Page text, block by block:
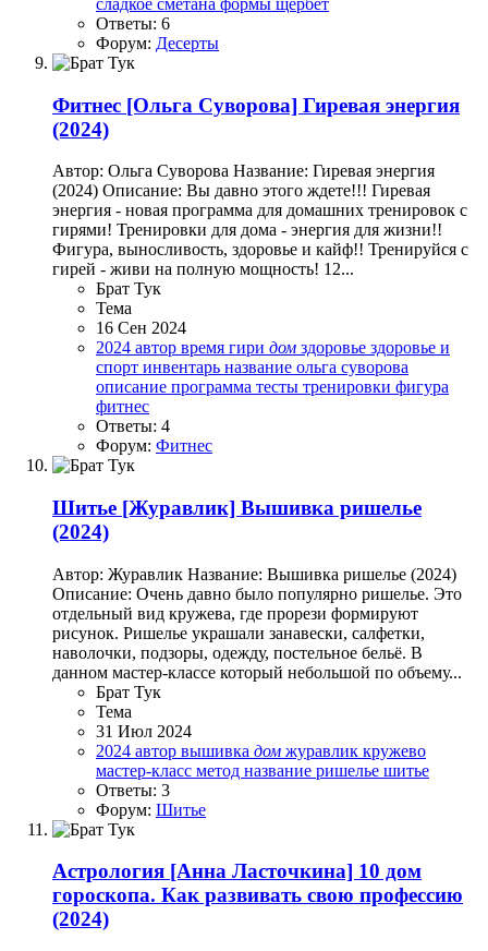
Ответы: 6
Форум: Десерты
Фитнес [Ольга Суворова] Гиревая энергия
(2024)
Автор: Ольга Суворова Название: Гиревая энергия
(2024) Описание: Вы давно этого ждете!!! Гиревая
энергия - новая программа для домашних тренировок с
гирями! Тренировки для дома - энергия для жизни!!
Фигура, выносливость, здоровье и кайф!! Тренируйся с
гирей - живи на полную мощность! 12...
Брат Тук
Тема
16 Сен 2024
2024 автор время гири дом здоровье здоровье и
спорт инвентарь название ольга суворова
описание программа тесты тренировки фигура
фитнес
Ответы: 4
Форум: Фитнес
Шитье [Журавлик] Вышивка ришелье
(2024)
Автор: Журавлик Название: Вышивка ришелье (2024)
Описание: Очень давно было популярно ришелье. Это
отдельный вид кружева, где прорези формируют
рисунок. Ришелье украшали занавески, салфетки,
наволочки, подзоры, одежду, постельное бельё. В
данном мастер-классе который небольшой по объему...
Брат Тук
Тема
31 Июл 2024
2024 автор вышивка дом журавлик кружево
мастер-класс метод название ришелье шитье
Ответы: 3
Форум: Шитье
Астрология [Анна Ласточкина] 10 дом
гороскопа. Как развивать свою профессию
(2024)